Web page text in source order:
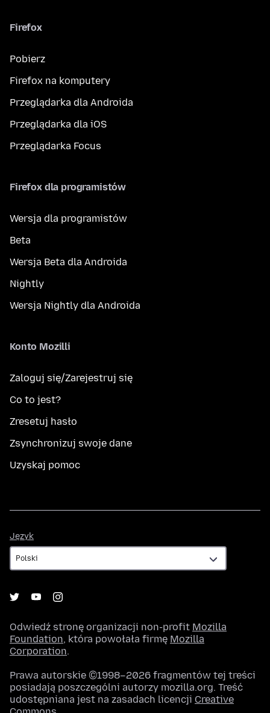
Firefox
Pobierz
Firefox na komputery
Przeglądarka dla Androida
Przeglądarka dla iOS
Przeglądarka Focus
Firefox dla programistów
Wersja dla programistów
Beta
Wersja Beta dla Androida
Nightly
Wersja Nightly dla Androida
Konto Mozilli
Zaloguj się/Zarejestruj się
Co to jest?
Zresetuj hasło
Zsynchronizuj swoje dane
Uzyskaj pomoc
Język
Odwiedź stronę organizacji non-profit Mozilla
Foundation, która powołała firmę Mozilla
Corporation.
Prawa autorskie ©1998–2026 fragmentów tej treści
posiadają poszczególni autorzy mozilla.org. Treść
udostępniana jest na zasadach licencji Creative